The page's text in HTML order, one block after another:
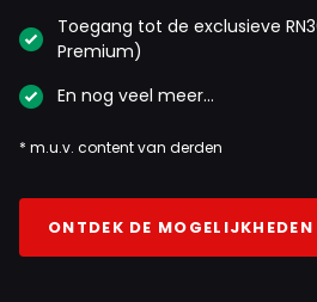
Toegang tot de exclusieve
Premium)
En nog veel meer…
* m.u.v. content van derden
ONTDEK DE MOGELIJKHEDEN